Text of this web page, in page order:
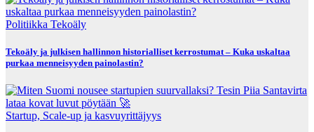
Politiikka Tekoäly
Tekoäly ja julkisen hallinnon historialliset kerrostumat – Kuka uskaltaa
purkaa menneisyyden painolastin?
Startup, Scale-up ja kasvuyrittäjyys